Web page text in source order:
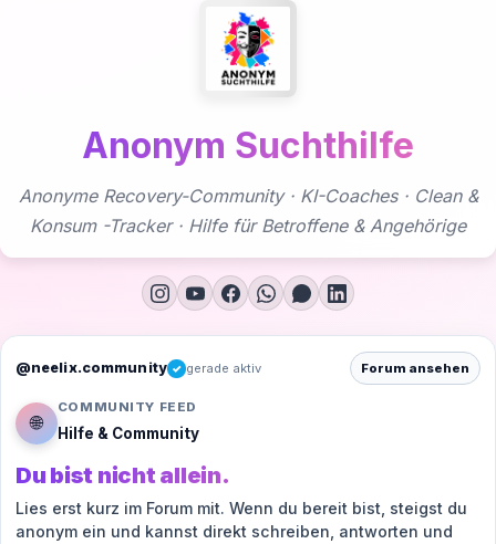
Anonym Suchthilfe
Anonyme Recovery-Community · KI-Coaches · Clean &
Konsum -Tracker · Hilfe für Betroffene & Angehörige
@neelix.community ✓ gerade aktiv Forum ansehen
🌐
COMMUNITY FEED
Hilfe & Community
Du bist nicht allein.
Lies erst kurz im Forum mit. Wenn du bereit bist, steigst du
anonym ein und kannst direkt schreiben, antworten und